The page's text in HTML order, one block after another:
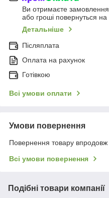
Ви отримаєте замовлення
або гроші повернуться на
Детальніше
Післяплата
Оплата на рахунок
Готівкою
Всі умови оплати
Умови повернення
Повернення товару впродовж
Всі умови повернення
Подібні товари компанії